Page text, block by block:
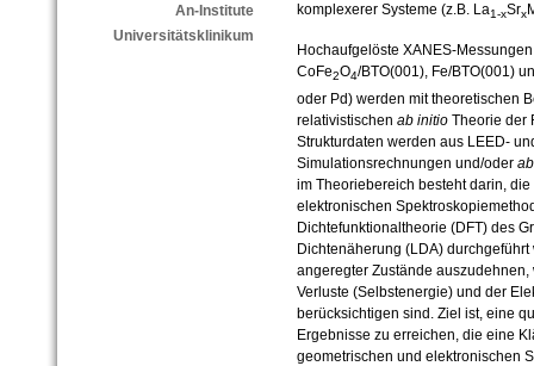
An-Institute
Universitätsklinikum
komplexerer Systeme (z.B. La1-xSrx
Hochaufgelöste XANES-
CoFe2O4/BTO(001), Fe/BTO(001)
oder Pd) werden mit theoretischen
relativistischen ab initioTheorie der
Strukturdaten werden aus LEED-
Simulationsrechnungen und/oder
im Theoriebereich besteht darin,
elektronischen
Dichtefunktionaltheorie (DFT) des
Dichtenäherung (LDA)
angeregter Zustände
Verluste (Selbstenergie) und der
berücksichtigen sind. Ziel ist, eine
Ergebnisse zu erreichen, die eine
geometrischen und elektronischen